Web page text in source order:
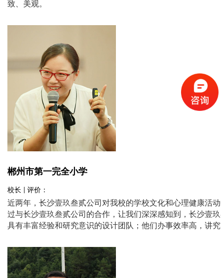
致、美观。
郴州市第一完全小学
校长 | 评价：
近两年，长沙壹玖叁贰公司对我校的学校文化和心理健康活
过与长沙壹玖叁贰公司的合作，让我们深深感知到，长沙壹
具有丰富经验和研究意识的设计团队；他们办事效率高，讲